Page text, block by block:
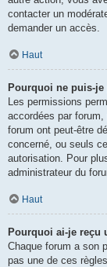
contacter un
demander un accès.
Haut
Pourquoi ne puis-
Les permissions
accordées par
forum ont peut-être
concerné, ou seuls
autorisation. Pour
administrateur du
Haut
Pourquoi ai-je reçu
Chaque forum a son
pas une de ces